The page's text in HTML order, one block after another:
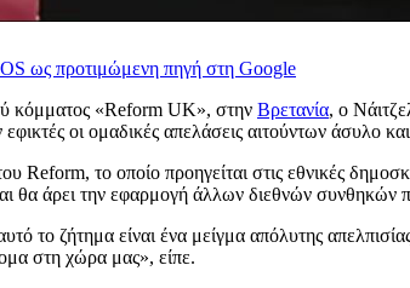
ως προτιμώμενη πηγή στη Google
κόμματος «Reform UK», στην Βρετανία, ο
οι ομαδικές απελάσεις αιτούντων άσυλο
Reform, το οποίο προηγείται στις εθνικές
θα άρει την εφαρμογή άλλων διεθνών συνθηκών
το ζήτημα είναι ένα μείγμα απόλυτης
στη χώρα μας», είπε.